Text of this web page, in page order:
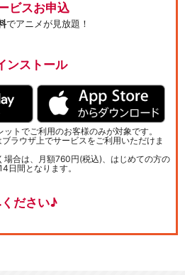
ビスお申込
でアニメが見放題！
ンストール
トでご利用のお客様のみが対象です。
ラウザ上でサービスをご利用いただけま
場合は、月額760円(税込)、はじめての方の
日間となります。
ださい♪